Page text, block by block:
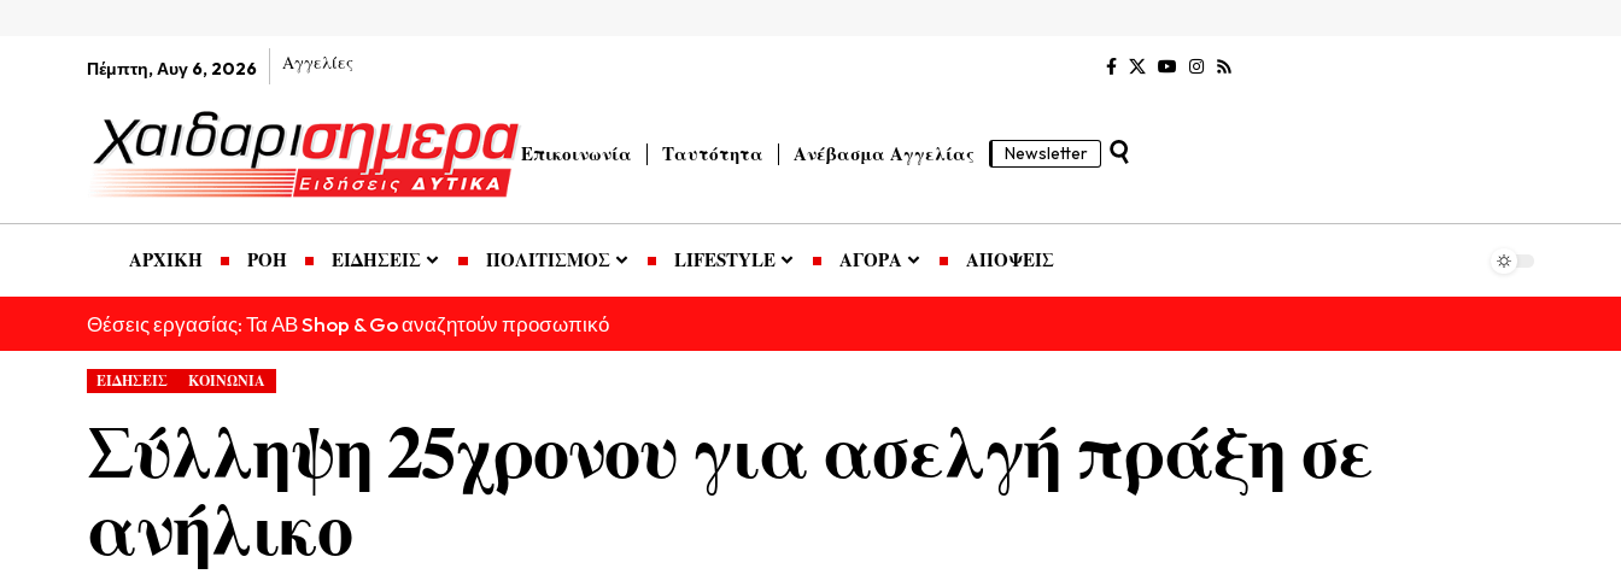
Πέμπτη, Αυγ 6, 2026 Αγγελίες
Επικοινωνία Ταυτότητα Ανέβασμα Αγγελίας Newsletter
ΑΡΧΙΚΗ ΡΟΗ ΕΙΔΗΣΕΙΣ ΠΟΛΙΤΙΣΜΟΣ LIFESTYLE ΑΓΟΡΑ ΑΠΟΨΕΙΣ
Θέσεις εργασίας: Τα ΑΒ Shop & Go αναζητούν προσωπικό
ΕΙΔΗΣΕΙΣ ΚΟΙΝΩΝΙΑ
Σύλληψη 25χρονου για ασελγή πράξη σε
ανήλικο